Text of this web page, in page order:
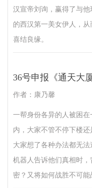
汉宣帝刘询，赢得了与
的西汉第一美女伊人，
喜结良缘。
36号申报《通天大厦
作者：康乃馨
一帮身份各异的人被困
内，大家不管不停下楼还
大家想了各种办法都无
机器人告诉他们真相时
密？又将如何战胜不可能